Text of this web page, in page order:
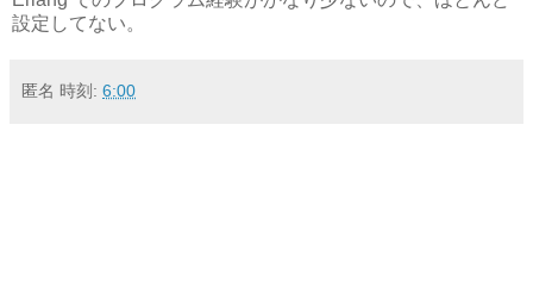
設定してない。
匿名 時刻: 6:00